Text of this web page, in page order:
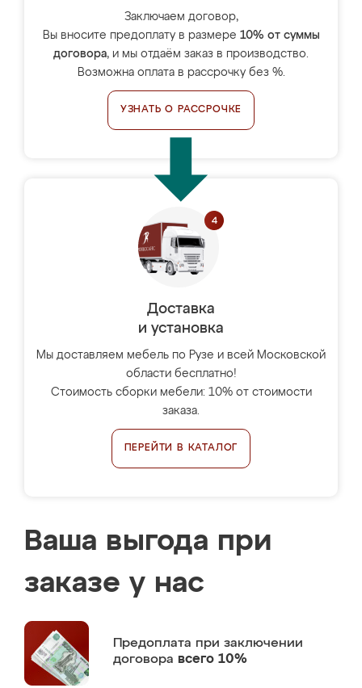
Заключаем договор,
Вы вносите предоплату в размере 10% от суммы
договора, и мы отдаём заказ в производство.
Возможна оплата в рассрочку без %.
УЗНАТЬ О РАССРОЧКЕ
Доставка
и установка
Мы доставляем мебель по Рузе и всей Московской
области бесплатно!
Стоимость сборки мебели: 10% от стоимости
заказа.
ПЕРЕЙТИ В КАТАЛОГ
Ваша выгода при
заказе у нас
Предоплата при заключении
договора всего 10%